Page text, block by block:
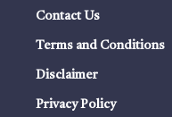
Contact Us
Terms and Conditions
Disclaimer
Privacy Policy